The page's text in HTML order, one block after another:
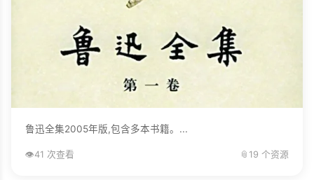
鲁迅全集2005年版,包含多本书籍。...
👁️41 次查看 📎 19 个资源